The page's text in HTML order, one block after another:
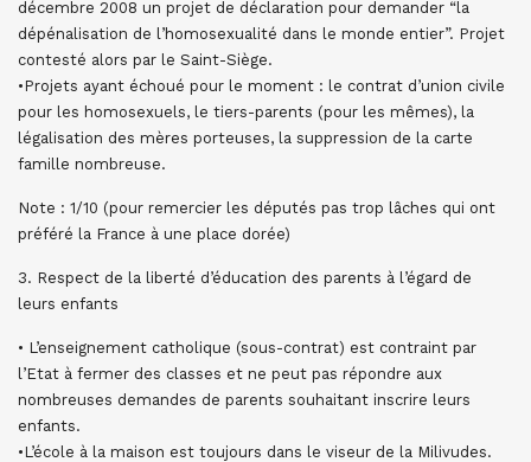
décembre 2008 un projet de déclaration pour demander “la
dépénalisation de l’homosexualité dans le monde entier”. Projet
contesté alors par le Saint-Siège.
•Projets ayant échoué pour le moment : le contrat d’union civile
pour les homosexuels, le tiers-parents (pour les mêmes), la
légalisation des mères porteuses, la suppression de la carte
famille nombreuse.
Note : 1/10 (pour remercier les députés pas trop lâches qui ont
préféré la France à une place dorée)
3. Respect de la liberté d’éducation des parents à l’égard de
leurs enfants
• L’enseignement catholique (sous-contrat) est contraint par
l’Etat à fermer des classes et ne peut pas répondre aux
nombreuses demandes de parents souhaitant inscrire leurs
enfants.
•L’école à la maison est toujours dans le viseur de la Milivudes.